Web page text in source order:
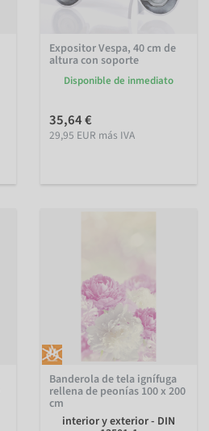
Expositor Vespa, 40 cm de
altura con soporte
Disponible de inmediato
35,64 €
29,95 EUR más IVA
Banderola de tela ignífuga
rellena de peonías 100 x 200
cm
interior y exterior - DIN